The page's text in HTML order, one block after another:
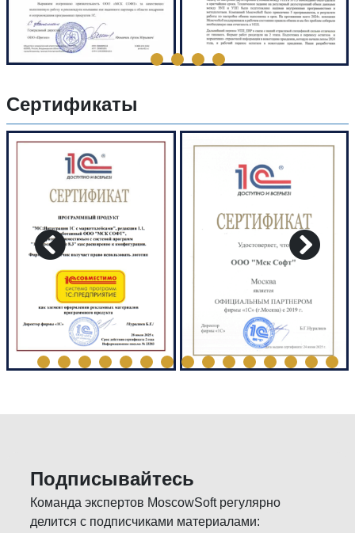
Сертификаты
Подписывайтесь
Команда экспертов MoscowSoft регулярно
делится с подписчиками материалами: